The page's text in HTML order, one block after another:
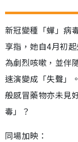
新冠變種「蟬」病
享指，她自4月初
為劇烈咳嗽，並伴
速演變成「失聲」
般感冒藥物亦未見
毒」？
同場加映：